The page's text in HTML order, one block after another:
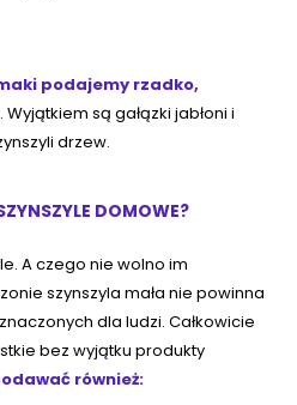
podajemy rzadko,
są gałązki jabłoni i
drzew.
DOMOWE?
A czego nie wolno im
szynszyla mała nie powinna
dla ludzi. Całkowicie
bez wyjątku produkty
również: